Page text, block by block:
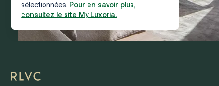
sélectionnées. Pour en savoir plus,
consultez le site My Luxoria.